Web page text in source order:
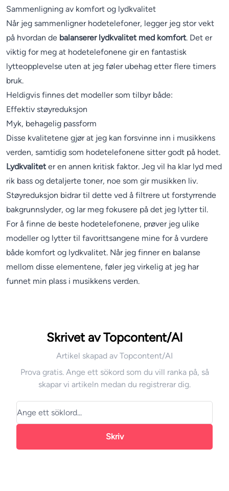
Sammenligning av komfort og lydkvalitet
Når jeg sammenligner hodetelefoner, legger jeg stor vekt
på hvordan de balanserer lydkvalitet med komfort. Det er
viktig for meg at hodetelefonene gir en fantastisk
lytteopplevelse uten at jeg føler ubehag etter flere timers
bruk.
Heldigvis finnes det modeller som tilbyr både:
Effektiv støyreduksjon
Myk, behagelig passform
Disse kvalitetene gjør at jeg kan forsvinne inn i musikkens
verden, samtidig som hodetelefonene sitter godt på hodet.
Lydkvaliteter en annen kritisk faktor. Jeg vil ha klar lyd med
rik bass og detaljerte toner, noe som gir musikken liv.
Støyreduksjon bidrar til dette ved å filtrere ut forstyrrende
bakgrunnslyder, og lar meg fokusere på det jeg lytter til.
For å finne de beste hodetelefonene, prøver jeg ulike
modeller og lytter til favorittsangene mine for å vurdere
både komfort og lydkvalitet. Når jeg finner en balanse
mellom disse elementene, føler jeg virkelig at jeg har
funnet min plass i musikkens verden.
Skrivet av Topcontent/AI
Artikel skapad av Topcontent/AI
Prova gratis. Ange ett sökord som du vill ranka på, så
skapar vi artikeln medan du registrerar dig.
Skriv